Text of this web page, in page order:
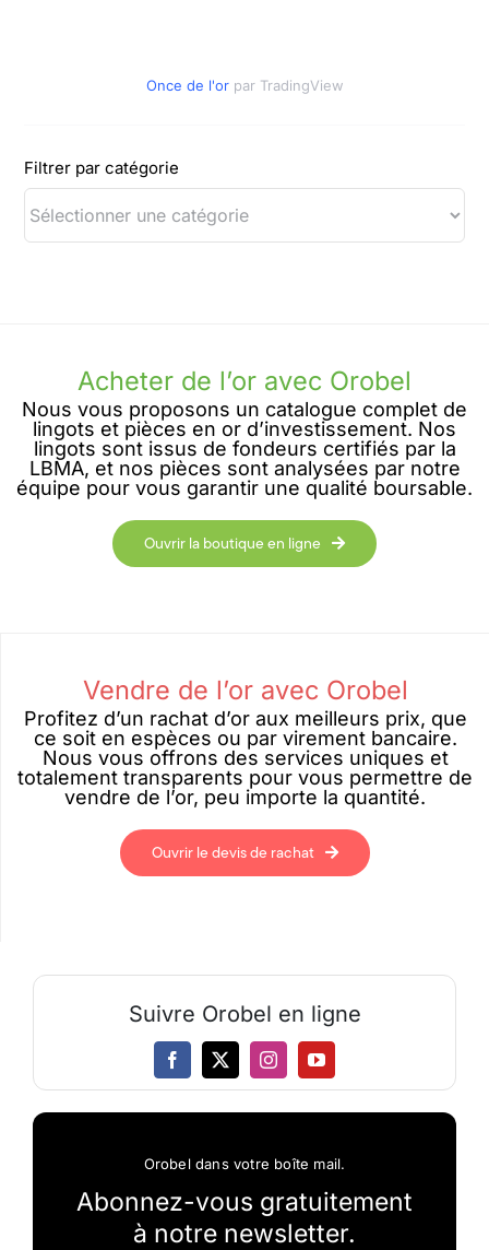
Once de l'or par TradingView
Filtrer par catégorie
Acheter de l’or avec Orobel
Nous vous proposons un catalogue complet de
lingots et pièces en or d’investissement. Nos
lingots sont issus de fondeurs certifiés par la
LBMA, et nos pièces sont analysées par notre
équipe pour vous garantir une qualité boursable.
Ouvrir la boutique en ligne
Vendre de l’or avec Orobel
Profitez d’un rachat d’or aux meilleurs prix, que
ce soit en espèces ou par virement bancaire.
Nous vous offrons des services uniques et
totalement transparents pour vous permettre de
vendre de l’or, peu importe la quantité.
Ouvrir le devis de rachat
Suivre Orobel en ligne
Orobel dans votre boîte mail.
Abonnez-vous gratuitement
à notre newsletter.